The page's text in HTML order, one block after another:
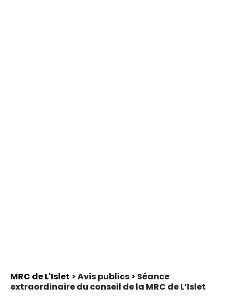
MRC de L'Islet > Avis publics > Séance
extraordinaire du conseil de la MRC de L’Islet